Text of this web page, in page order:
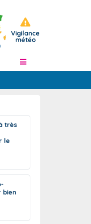
Vigilance
météo
à J+7
à l'échelle
très
le
bien